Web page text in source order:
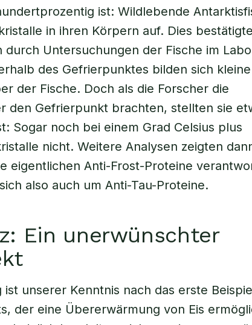
ist: Wildlebende
in ihren Körpern auf. Dies
durch Untersuchungen der Fische im
des Gefrierpunktes bilden sich kleine
der Fische. Doch als die Forscher die
den Gefrierpunkt brachten, stellten sie
Sogar noch bei einem Grad Celsius plus
nicht. Weitere Analysen zeigten
eigentlichen Anti-Frost-Proteine
also auch um Anti-Tau-Proteine.
Ein unerwünschter
ist unserer Kenntnis nach das erste
der eine Übererwärmung von Eis